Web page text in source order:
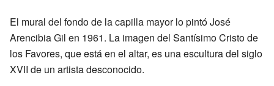
El mural del fondo de la capilla mayor lo pintó José
Arencibia Gil en 1961. La imagen del Santísimo Cristo de
los Favores, que está en el altar, es una escultura del siglo
XVII de un artista desconocido.